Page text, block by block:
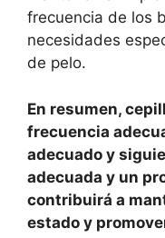
frecuencia de los
necesidades
de pelo.
En resumen,
frecuencia
adecuado y
adecuada y un
contribuirá a
estado y